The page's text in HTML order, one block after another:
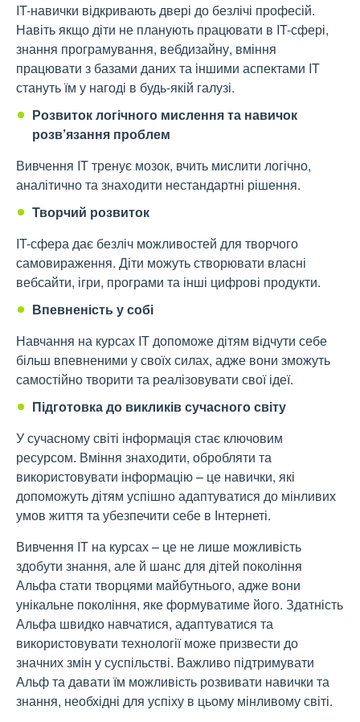
IT-навички відкривають двері до безлічі професій.
Навіть якщо діти не планують працювати в IT-сфері,
знання програмування, вебдизайну, вміння
працювати з базами даних та іншими аспектами IT
стануть їм у нагоді в будь-якій галузі.
Розвиток логічного мислення та навичок
розв’язання проблем
Вивчення IT тренує мозок, вчить мислити логічно,
аналітично та знаходити нестандартні рішення.
Творчий розвиток
IT-сфера дає безліч можливостей для творчого
самовираження. Діти можуть створювати власні
вебсайти, ігри, програми та інші цифрові продукти.
Впевненість у собі
Навчання на курсах IT допоможе дітям відчути себе
більш впевненими у своїх силах, адже вони зможуть
самостійно творити та реалізовувати свої ідеї.
Підготовка до викликів сучасного світу
У сучасному світі інформація стає ключовим
ресурсом. Вміння знаходити, обробляти та
використовувати інформацію – це навички, які
допоможуть дітям успішно адаптуватися до мінливих
умов життя та убезпечити себе в Інтернеті.
Вивчення IT на курсах – це не лише можливість
здобути знання, але й шанс для дітей покоління
Альфа стати творцями майбутнього, адже вони
унікальне покоління, яке формуватиме його. Здатність
Альфа швидко навчатися, адаптуватися та
використовувати технології може призвести до
значних змін у суспільстві. Важливо підтримувати
Альф та давати їм можливість розвивати навички та
знання, необхідні для успіху в цьому мінливому світі.